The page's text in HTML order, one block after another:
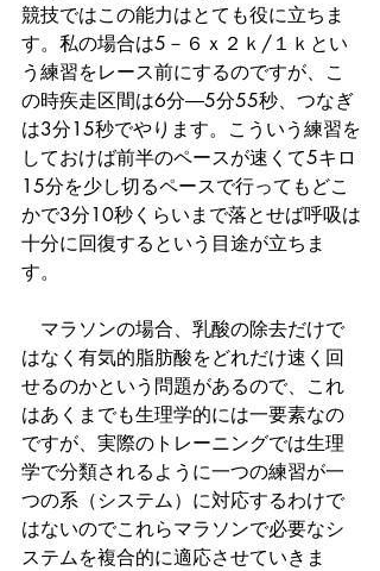
競技ではこの能力はとても役に立ちま
す。私の場合は5－６ｘ２ｋ/１ｋとい
う練習をレース前にするのですが、こ
の時疾走区間は6分―5分55秒、つなぎ
は3分15秒でやります。こういう練習を
しておけば前半のペースが速くて5キロ
15分を少し切るペースで行ってもどこ
かで3分10秒くらいまで落とせば呼吸は
十分に回復するという目途が立ちま
す。
マラソンの場合、乳酸の除去だけで
はなく有気的脂肪酸をどれだけ速く回
せるのかという問題があるので、これ
はあくまでも生理学的には一要素なの
ですが、実際のトレーニングでは生理
学で分類されるように一つの練習が一
つの系（システム）に対応するわけで
はないのでこれらマラソンで必要なシ
ステムを複合的に適応させていきま